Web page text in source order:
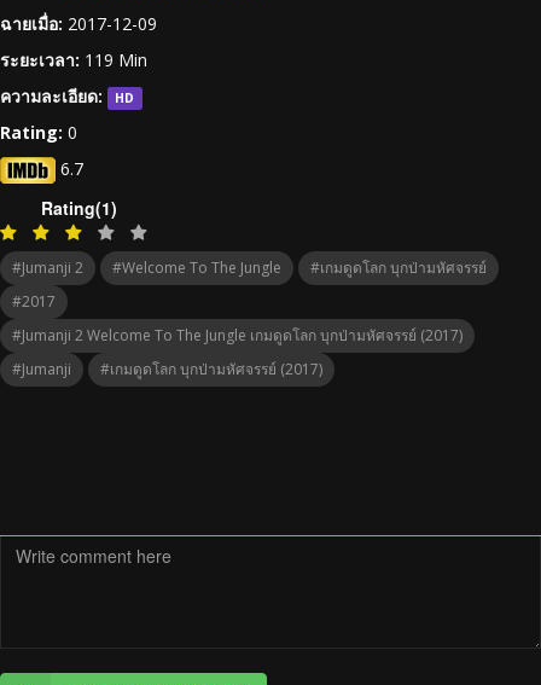
ฉายเมื่อ: 2017-12-09
ระยะเวลา: 119 Min
ความละเอียด:
HD
Rating: 0
6.7
Rating(1)
#Jumanji 2 #Welcome To The Jungle
#เกมดูดโลก บุกป่ามหัศจรรย์
#2017
#Jumanji 2 Welcome To The Jungle เกมดูดโลก บุกป่ามหัศจรรย์ (2017)
#Jumanji
#เกมดูดโลก บุกป่ามหัศจรรย์ (2017)